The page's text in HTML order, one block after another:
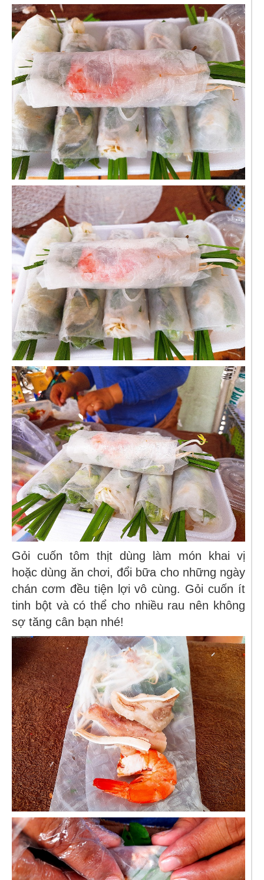
Gỏi cuốn tôm thịt dùng làm món khai vị
hoặc dùng ăn chơi, đổi bữa cho những ngày
chán cơm đều tiện lợi vô cùng. Gỏi cuốn ít
tinh bột và có thể cho nhiều rau nên không
sợ tăng cân bạn nhé!